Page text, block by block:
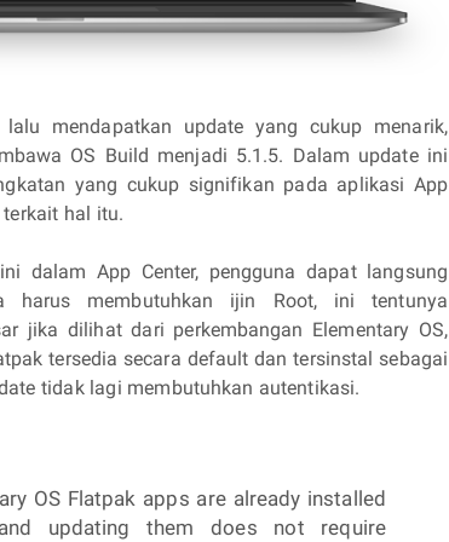
mendapatkan update yang cukup menarik,
OS Build menjadi 5.1.5. Dalam update ini
yang cukup signifikan pada aplikasi App
terkait hal itu.
dalam App Center, pengguna dapat langsung
harus membutuhkan ijin Root, ini tentunya
jika dilihat dari perkembangan Elementary OS,
tersedia secara default dan tersinstal sebagai
tidak lagi membutuhkan autentikasi.
OS Flatpak apps are already installed
updating them does not require